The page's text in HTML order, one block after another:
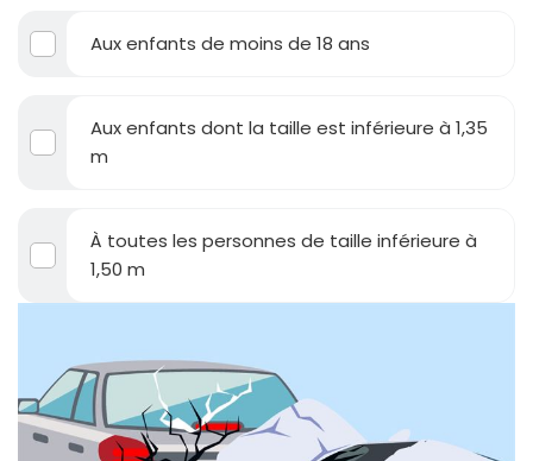
Aux enfants de moins de 18 ans
Aux enfants dont la taille est inférieure à 1,35
m
À toutes les personnes de taille inférieure à
1,50 m